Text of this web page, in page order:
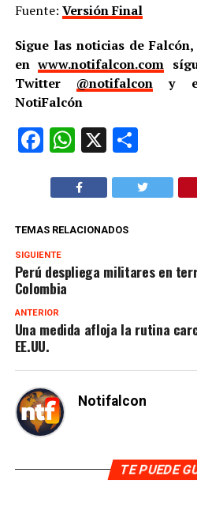
Fuente: Versión Final
Sigue las noticias de
enwww.notifalcon.com
Twitter @notifalcon y
NotiFalcón
Facebook
WhatsApp
X
TEMAS RELACIONADOS
SIGUIENTE
Perú despliega militares en
Colombia
ANTERIOR
Una medida afloja la rutina
EE.UU.
Notifalcon
TE PUEDE